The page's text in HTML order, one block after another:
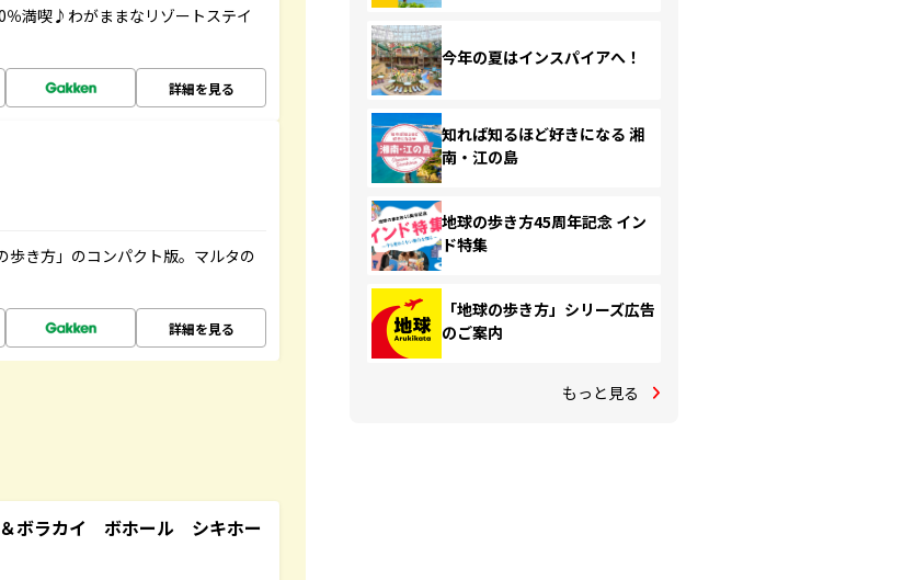
％満喫♪わがままなリゾートステイ
詳細を見る
歩き方」のコンパクト版。マルタの
詳細を見る
ボラカイ ボホール シキホー
今年の夏はインスパイアへ！
知れば知るほど好きになる 湘
南・江の島
地球の歩き方45周年記念 イン
ド特集
「地球の歩き方」シリーズ広告
のご案内
もっと見る